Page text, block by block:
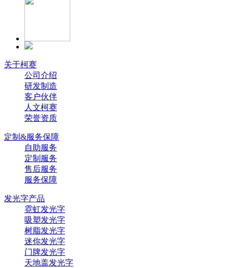
关于柯赛
公司介绍
研发制造
客户伙伴
人文柯赛
荣誉资质
定制&服务保障
自助服务
定制服务
售后服务
服务保障
发光字产品
霓虹发光字
吸塑发光字
树脂发光字
迷你发光字
门牌发光字
天地盖发光字